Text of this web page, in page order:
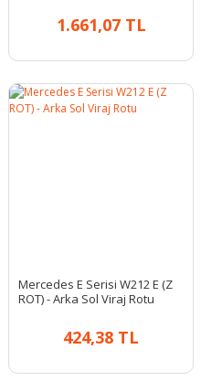
1.661,07 TL
Mercedes E Serisi W212 E (Z
ROT) - Arka Sol Viraj Rotu
424,38 TL